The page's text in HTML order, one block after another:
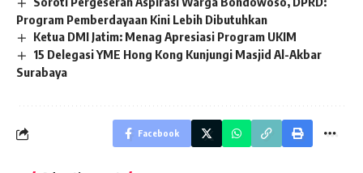
Program Pemberdayaan Kini Lebih Dibutuhkan
Ketua DMI Jatim: Menag Apresiasi Program UKIM
15 Delegasi YME Hong Kong Kunjungi Masjid Al-Akbar
Surabaya
Facebook